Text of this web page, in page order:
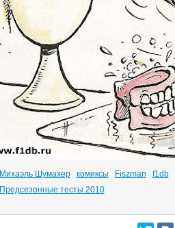
Михаэль Шумахер комиксы Fiszman
f1db
Предсезонные тесты 2010